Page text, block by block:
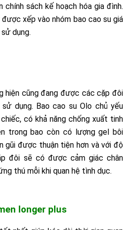
chính sách kế hoạch hóa gia đình.
được xếp vào nhóm bao cao su giá
dụng.
hiện cũng đang được các cặp đôi
dụng. Bao cao su Olo chủ yếu
có khả năng chống xuất tinh
trong bao còn có lượng gel bôi
gũi được thuận tiện hơn và với độ
đôi sẽ có được cảm giác chân
thú mỗi khi quan hệ tình dục.
longer plus